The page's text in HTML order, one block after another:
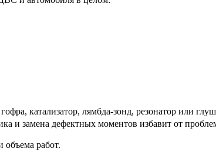
катализатор, лямбда-зонд, резонатор или
и замена дефектных моментов избавит от
объема работ.